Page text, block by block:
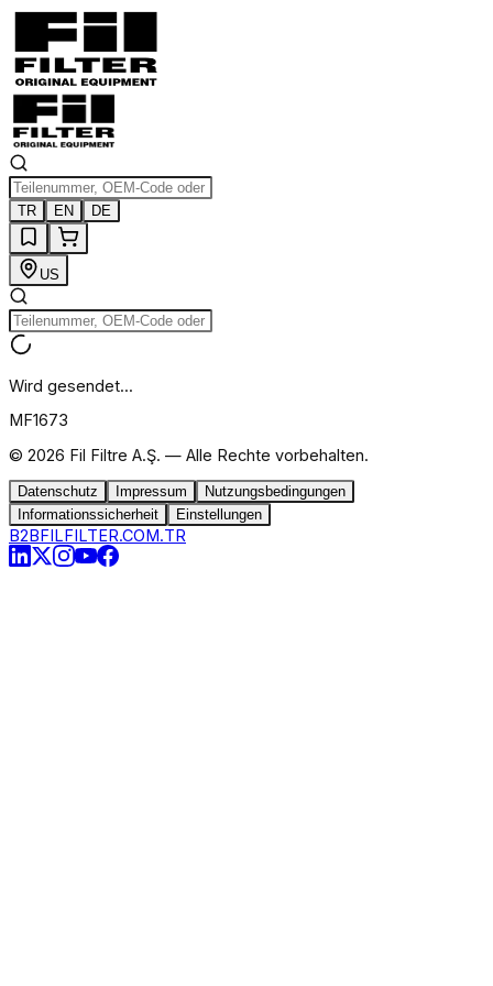
TR EN DE
US
Wird gesendet...
MF1673
© 2026 Fil Filtre A.Ş. — Alle Rechte vorbehalten.
Datenschutz Impressum
Nutzungsbedingungen
Informationssicherheit
Einstellungen
B2BFILFILTER.COM.TR